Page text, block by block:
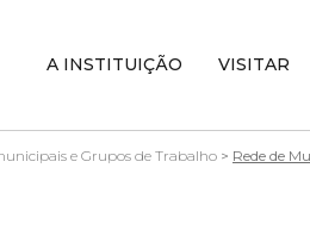
A INSTITUIÇÃO VISITAR
e Grupos de Trabalho > Rede de